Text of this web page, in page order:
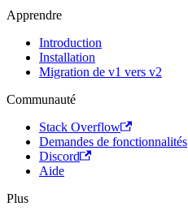
Apprendre
Introduction
Installation
Migration de v1 vers v2
Communauté
Stack Overflow
Demandes de fonctionnalités
Discord
Aide
Plus